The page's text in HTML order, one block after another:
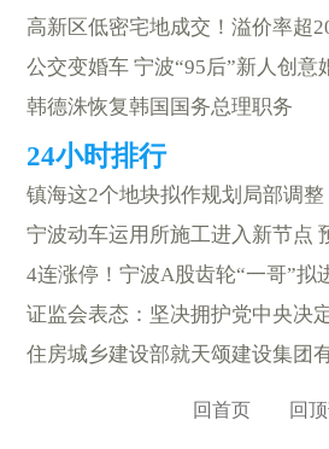
高新区低密宅地成交！溢价率超
公交变婚车 宁波“95后”新人创意
韩德洙恢复韩国国务总理职务
4连涨停！宁波A股齿轮“一哥”拟
证监会表态：坚决拥护党中央决
回首页 回